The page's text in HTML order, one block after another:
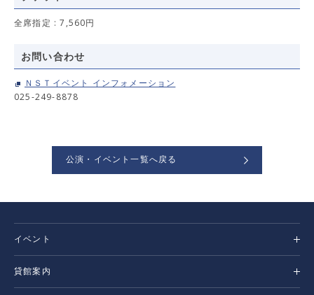
全席指定 : 7,560円
お問い合わせ
ＮＳＴイベント インフォメーション
025-249-8878
公演・イベント一覧へ戻る
イベント
貸館案内